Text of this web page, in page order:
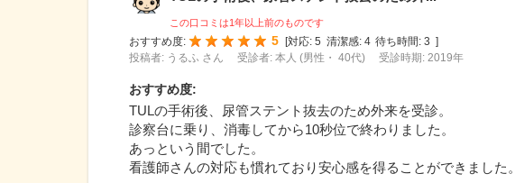
この口コミは1年以上前のものです
おすすめ度:
5 [対応: 5 清潔感: 4 待ち時間: 3 ]
投稿者: うるふ さん
受診者: 本人 (男性・ 40代) 受診時期: 2019年
おすすめ度:
TULの手術後、尿管ステント抜去のため外来を受診。
診察台に乗り、消毒してから10秒位で終わりました。
あっという間でした。
看護師さんの対応も慣れており安心感を得ることができました。